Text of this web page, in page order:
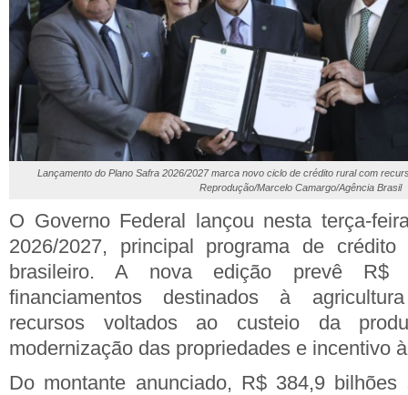
Lançamento do Plano Safra 2026/2027 marca novo ciclo de crédito rural com
Reprodução/Marcelo Camargo/Agência Brasil
O Governo Federal lançou nesta terça-
2026/2027, principal programa de
brasileiro. A nova edição prevê R$
financiamentos destinados à
recursos voltados ao custeio da
modernização das propriedades e incentivo
Do montante anunciado, R$ 384,9 bilhões